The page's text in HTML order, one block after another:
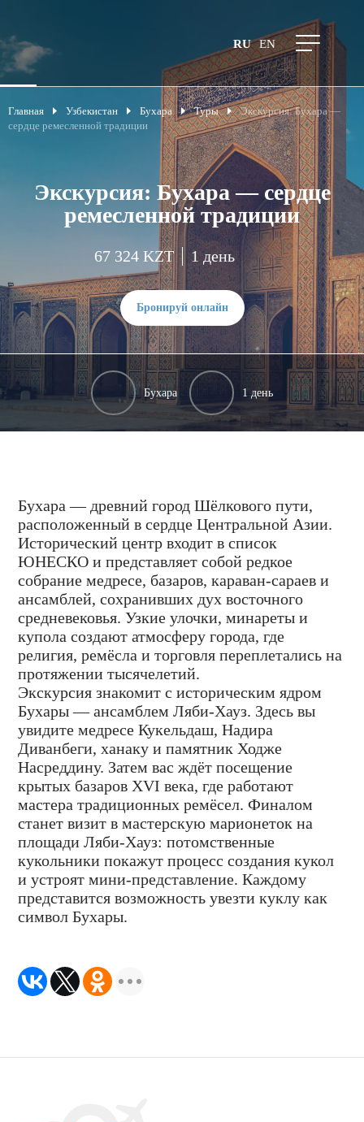
RU EN
Главная Узбекистан Бухара Туры
Экскурсия: Бухара —
сердце ремесленной традиции
Экскурсия: Бухара — сердце
ремесленной традиции
67 324 KZT 1 день
Бронируй онлайн
Бухара 1 день
Бухара — древний город Шёлкового пути,
расположенный в сердце Центральной Азии.
Исторический центр входит в список
ЮНЕСКО и представляет собой редкое
собрание медресе, базаров, караван-сараев и
ансамблей, сохранивших дух восточного
средневековья. Узкие улочки, минареты и
купола создают атмосферу города, где
религия, ремёсла и торговля переплетались на
протяжении тысячелетий.
Экскурсия знакомит с историческим ядром
Бухары — ансамблем Ляби-Хауз. Здесь вы
увидите медресе Кукельдаш, Надира
Диванбеги, ханаку и памятник Ходже
Насреддину. Затем вас ждёт посещение
крытых базаров XVI века, где работают
мастера традиционных ремёсел. Финалом
станет визит в мастерскую марионеток на
площади Ляби-Хауз: потомственные
кукольники покажут процесс создания кукол
и устроят мини-представление. Каждому
представится возможность увезти куклу как
символ Бухары.